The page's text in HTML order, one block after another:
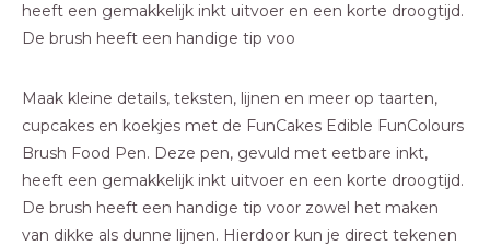
heeft een gemakkelijk inkt uitvoer en een korte droogtijd.
De brush heeft een handige tip voo
Maak kleine details, teksten, lijnen en meer op taarten,
cupcakes en koekjes met de FunCakes Edible FunColours
Brush Food Pen. Deze pen, gevuld met eetbare inkt,
heeft een gemakkelijk inkt uitvoer en een korte droogtijd.
De brush heeft een handige tip voor zowel het maken
van dikke als dunne lijnen. Hierdoor kun je direct tekenen